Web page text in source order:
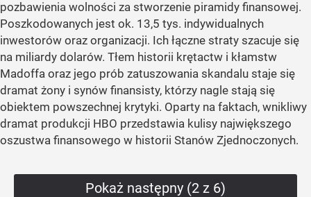
pozbawienia wolności za stworzenie piramidy finansowej.
Poszkodowanych jest ok. 13,5 tys. indywidualnych
inwestorów oraz organizacji. Ich łączne straty szacuje się
na miliardy dolarów. Tłem historii krętactw i kłamstw
Madoffa oraz jego prób zatuszowania skandalu staje się
dramat żony i synów finansisty, którzy nagle stają się
obiektem powszechnej krytyki. Oparty na faktach, wnikliwy
dramat produkcji HBO przedstawia kulisy największego
oszustwa finansowego w historii Stanów Zjednoczonych.
Pokaż następny (2 z 6)